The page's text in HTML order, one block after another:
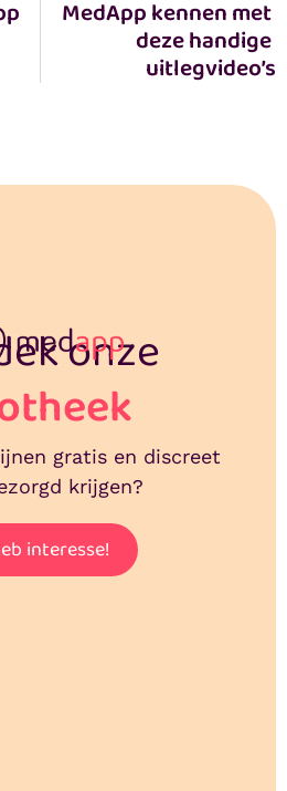
MedApp kennen met
deze handige
uitlegvideo’s
onze
gratis en discreet
krijgen?
interesse!